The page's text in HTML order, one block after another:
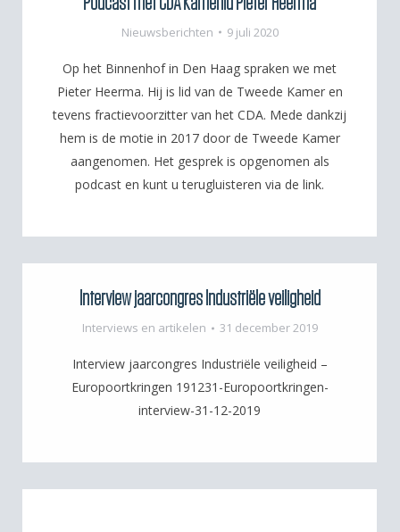
Nieuwsberichten 9 juli 2020
Op het Binnenhof in Den Haag spraken we met
Pieter Heerma. Hij is lid van de Tweede Kamer en
tevens fractievoorzitter van het CDA. Mede dankzij
hem is de motie in 2017 door de Tweede Kamer
aangenomen. Het gesprek is opgenomen als
podcast en kunt u terugluisteren via de link.
Interview jaarcongres Industriële veiligheid
Interviews en artikelen 31 december 2019
Interview jaarcongres Industriële veiligheid –
Europoortkringen 191231-Europoortkringen-
interview-31-12-2019